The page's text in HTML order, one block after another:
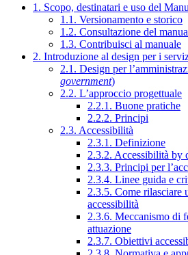
1. Scopo, destinatari e uso del
1.1. Versionamento e storico
1.2. Consultazione del
1.3. Contribuisci al manuale
2. Introduzione al design per i
2.1. Design per
government)
2.2. L’approccio progettuale
2.2.1. Buone pratiche
2.2.2. Principi
2.3. Accessibilità
2.3.1. Definizione
2.3.2. Accessibilità by
2.3.3. Principi per
2.3.4. Linee guida e
2.3.5. Come rilasciare
accessibilità
2.3.6. Meccanismo di
attuazione
2.3.7. Obiettivi